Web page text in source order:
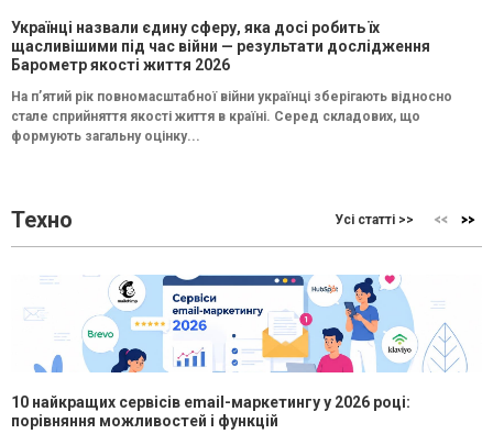
Українці назвали єдину сферу, яка досі робить їх
щасливішими під час війни — результати дослідження
Барометр якості життя 2026
На п’ятий рік повномасштабної війни українці зберігають відносно
стале сприйняття якості життя в країні. Серед складових, що
формують загальну оцінку...
Техно Усі статті >>
10 найкращих сервісів email-маркетингу у 2026 році:
порівняння можливостей і функцій